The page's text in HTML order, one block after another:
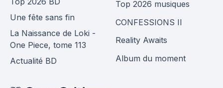
Une fête sans fin
La Naissance de Loki -
One Piece, tome 113
Actualité BD
Top 2026 musiques
CONFESSIONS II
Reality Awaits
Album du moment